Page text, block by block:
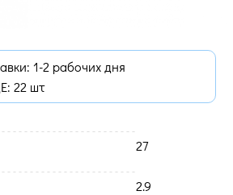
1-2 рабочих дня
22 шт
27
2.9